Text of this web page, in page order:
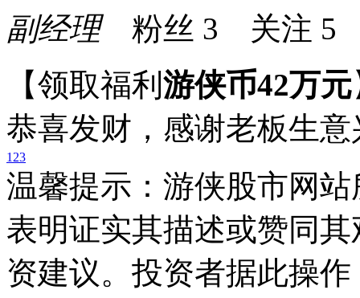
副经理粉丝 3 关注 5
【领取福利 游侠币42万元
恭喜发财，感谢老板生
123
温馨提示：游侠股市网
表明证实其描述或赞同
资建议。投资者据此操